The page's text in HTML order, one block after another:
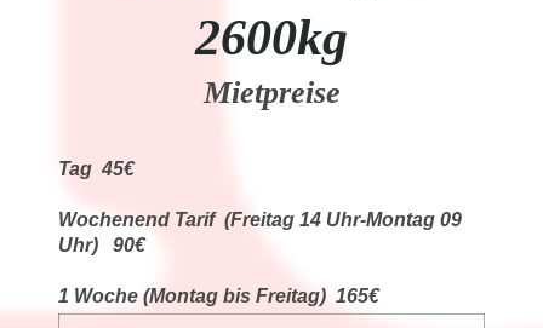
2600kg
Mietpreise
Tag 45€
Wochenend Tarif (Freitag 14 Uhr-Montag 09
Uhr) 90€
1 Woche (Montag bis Freitag) 165€